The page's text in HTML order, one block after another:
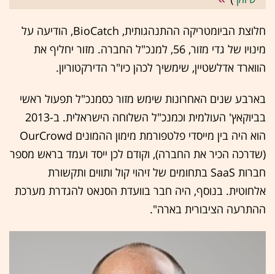
חלוצת הביומטריקה ההתנהגותית, BioCatch, הודיעה על
מינויו של גדי מזור, 56, למנכ"ל החברה. מזור יחליף את
הווארד אדלשטיין, שימשיך לכהן כיו"ר הדירקטוריון.
בארבע שנים האחרונות שימש מזור כסמנכ"ל תפעול ראשי
בביוקאץ' העולמית וכמנכ"ל השלוחה הישראלית. ב-2013
הוא היה בין מייסדי פלטפורמת מימון ההמונים OurCrowd
(שדרכה הכיר את החברה), וקודם לכן ייסד ועמד בראש מספר
חברות SaaS בתחומים של זיהוי קול ותווים ותקשורת
אלחוטית. בנוסף, היה חבר בוועדת הסנאט להגדרת מערכת
ההתרעה הציבורית בארה".